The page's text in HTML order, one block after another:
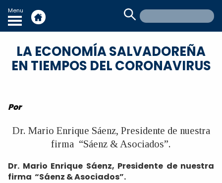
Menu
LA ECONOMÍA SALVADOREÑA
EN TIEMPOS DEL CORONAVIRUS
Por
Dr. Mario Enrique Sáenz, Presidente de nuestra
firma “Sáenz & Asociados”.
Dr. Mario Enrique Sáenz, Presidente de nuestra
firma “Sáenz & Asociados”.